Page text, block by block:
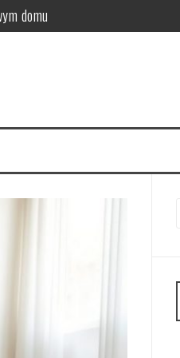
domu
krok po kroku
wskazówki
i koszty